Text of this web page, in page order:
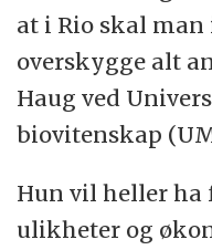
utvikling”.
Viktige
av FNs miljø- og
herunder FNs
Kommisjonen for
(CSD).
at i Rio skal
overskygge alt
Haug ved
biovitenskap
Hun vil heller ha
ulikheter og